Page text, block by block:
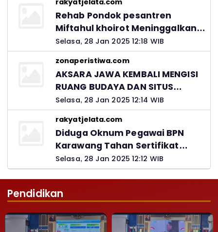
Rehab Pondok pesantren
Miftahul khoirot Meninggalkan
Hutang Ke Material, Mantan
Kadis PUPR Harus Bertanggung
Jawab
Selasa, 28 Jan 2025 12:18 WIB
zonaperistiwa.com
AKSARA JAWA KEMBALI MENGISI
RUANG BUDAYA DAN SITUS
LELUHUR NUSANTARA
Selasa, 28 Jan 2025 12:14 WIB
rakyatjelata.com
Diduga Oknum Pegawai BPN
Karawang Tahan Sertifikat
Pemohon PTSL
Selasa, 28 Jan 2025 12:12 WIB
Pendidikan